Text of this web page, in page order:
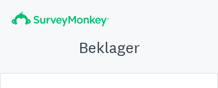
Beklager